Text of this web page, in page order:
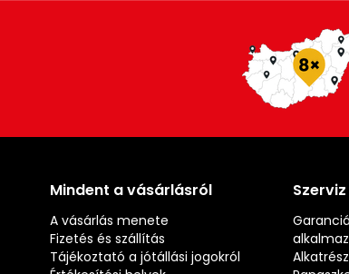
Mindent a vásárlásról
A vásárlás menete
Fizetés és szállítás
Tájékoztató a jótállási jogokról